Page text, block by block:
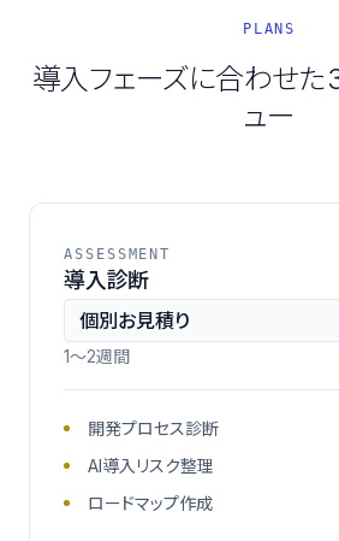
PLANS
導入フェーズに合わせ
ュー
ASSESSMENT
導入診断
個別お見積り
1〜2週間
開発プロセス診断
AI導入リスク整理
ロードマップ作成